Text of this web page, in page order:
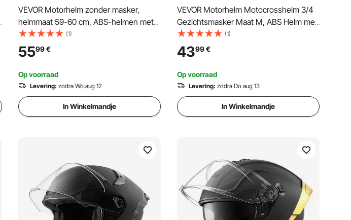
VEVOR Motorhelm zonder masker,
helmmaat 59-60 cm, ABS-helmen met
hoge dichtheid & Bluetooth-
communicatie & verwisselbare lens,
maat L, DOT-goedgekeurde
comfortabele motorcrosshelm, voor
jongeren en volwassenen
(1)
5599€
Op voorraad
Levering: zodra Wo.aug 12
In Winkelmandje
VEVOR Motorhelm Motocrosshelm 3/4
Gezichtsmasker Maat M, ABS Helm met
Verwisselbaar Vizier, ECE-
goedgekeurde Comfortabele
Motocrosshelm, voor Jongeren &
Volwassenen, Zwart
(1)
4399€
Op voorraad
Levering: zodra Do.aug 13
In Winkelmandje